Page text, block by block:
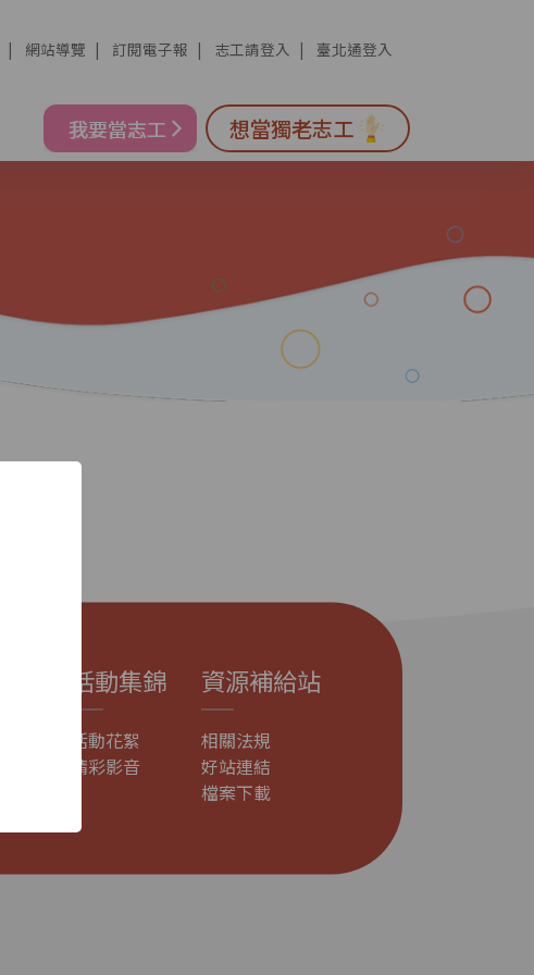
網站導覽 訂閱電子報 志工請登入 臺北通登入
想當獨老志工
活動集錦
活動花絮
精彩影音
資源補給站
相關法規
好站連結
檔案下載